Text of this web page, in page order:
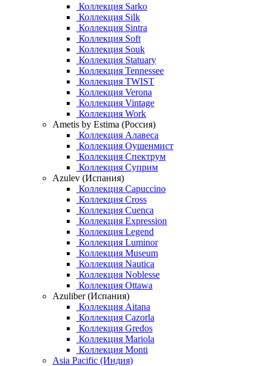
Коллекция Sarko
Коллекция Silk
Коллекция Sintra
Коллекция Soft
Коллекция Souk
Коллекция Statuary
Коллекция Tennessee
Коллекция TWIST
Коллекция Verona
Коллекция Vintage
Коллекция Work
Ametis by Estima (Россия)
Коллекция Алавеса
Коллекция Оушенмист
Коллекция Спектрум
Коллекция Суприм
Azulev (Испания)
Коллекция Capuccino
Коллекция Cross
Коллекция Cuenca
Коллекция Expression
Коллекция Legend
Коллекция Luminor
Коллекция Museum
Коллекция Nautica
Коллекция Noblesse
Коллекция Ottawa
Azuliber (Испания)
Коллекция Aitana
Коллекция Cazorla
Коллекция Gredos
Коллекция Mariola
Коллекция Monti
Asia Pacific (Индия)